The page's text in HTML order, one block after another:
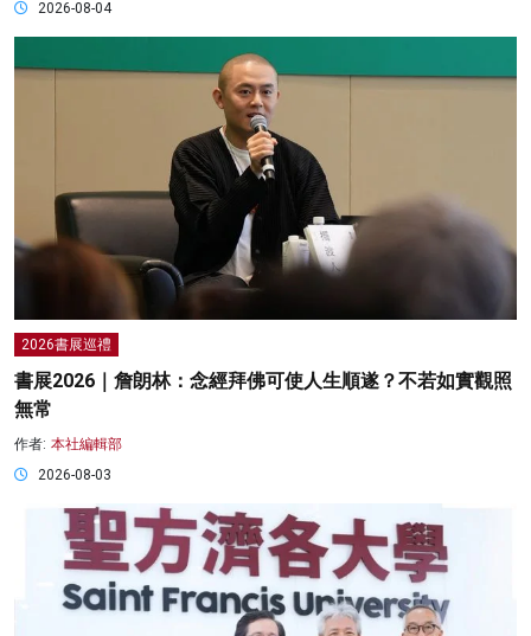
2026-08-04
2026書展巡禮
書展2026｜詹朗林：念經拜佛可使人生順遂？不若如實觀照
無常
作者: 本社編輯部
2026-08-03